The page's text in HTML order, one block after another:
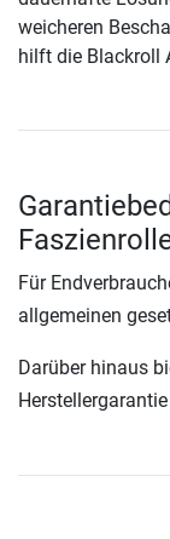
weicheren
hilft die Blackroll
Für
allgemeinen
Darüber hinaus